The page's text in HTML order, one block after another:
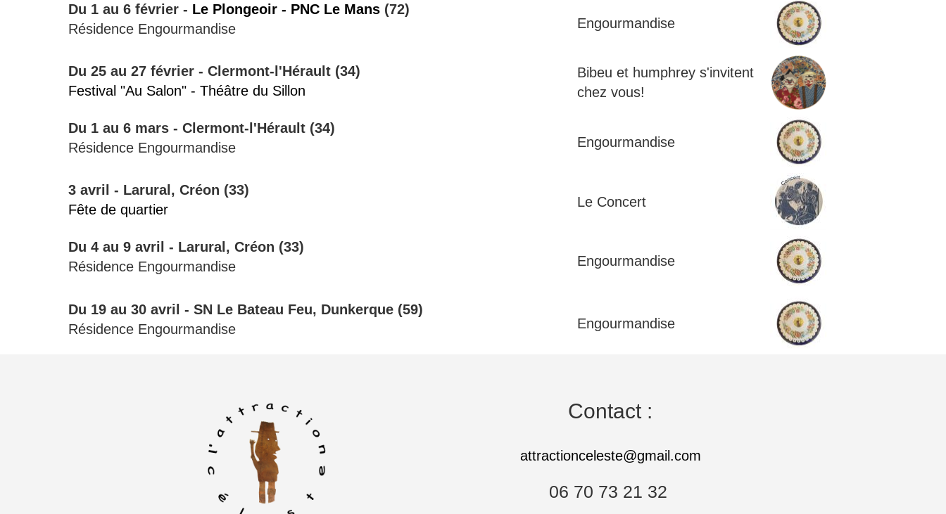
Du 1 au 6 février - Le Pl ongeoir - PNC Le Mans (72)
Résidence Engourmandise
Engourmandise
Du 25 au 27 février - Clermont-l'Hérault (34)
Festival "Au Salon" - Théâtre du Sillon
Bibeu et humphrey s'invitent
chez vous!
Du 1 au 6 mars - Clermont-l'Hérault (34)
Résidence Engourmandise
Engourmandise
3 avril - Larural, Créon (33)
Fête de quartier
Le Concert
Du 4 au 9 avril - Larural, Créon (33)
Résidence Engourmandise
Engourmandise
Du 19 au 30 avril - SN Le Bateau Feu, Dunkerque (59)
Résidence Engourmandise
Engourmandise
Contact :
attractionceleste@gmail.com
06 70 73 21 32